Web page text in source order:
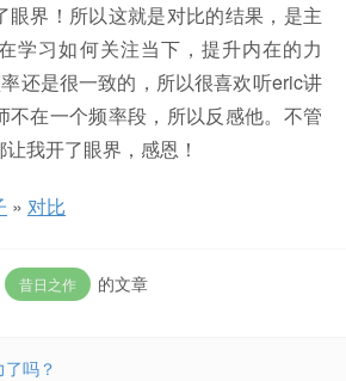
眼界！所以这就是对比的结果，是主
学习如何关注当下，提升内在的力
还是很一致的，所以很喜欢听eric讲
不在一个频率段，所以反感他。不管
我开了眼界，感恩！
» 对比
昔日之作 的文章
吗？